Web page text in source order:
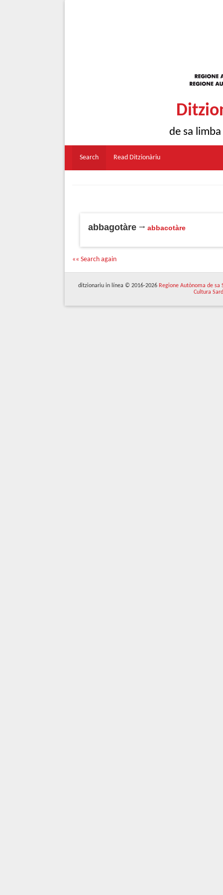
de sa
Search Read Ditzionàriu
abbagotàre abbacotàre
«« Search again
ditzionariu in línea © 2016-2026 Regione Autònoma de sa
Cultura